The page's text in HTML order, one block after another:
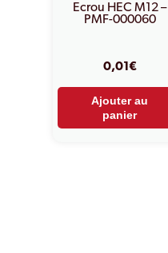
Ecrou HEC M12 –
PMF-000060
0,01€
Ajouter au
panier